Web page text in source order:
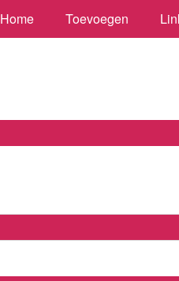
Home Toevoegen